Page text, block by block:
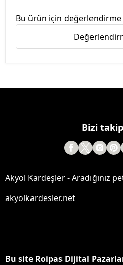
Bu ürün için
Bizi
Akyol Kardeşler - Aradığınız
akyolkardesler.net
Bu site Roipas Dijital